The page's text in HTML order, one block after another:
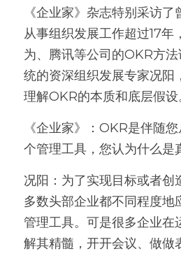
《企业家》杂志特别采访
从事组织发展工作超过17年
为、腾讯等公司的OKR方
统的资深组织发展专家况阳
理解OKR的本质和底层假设
《企业家》：OKR是伴随
个管理工具，您认为什么是
况阳：为了实现目标或者创
多数头部企业都不同程度地
管理工具。可是很多企业在
解其精髓，开开会议、做做